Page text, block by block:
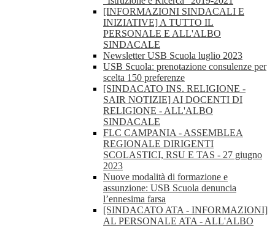
[INFORMAZIONI SINDACALI E
INIZIATIVE] A TUTTO IL
PERSONALE E ALL'ALBO
SINDACALE
Newsletter USB Scuola luglio 2023
USB Scuola: prenotazione consulenze per
scelta 150 preferenze
[SINDACATO INS. RELIGIONE -
SAIR NOTIZIE] AI DOCENTI DI
RELIGIONE - ALL'ALBO
SINDACALE
FLC CAMPANIA - ASSEMBLEA
REGIONALE DIRIGENTI
SCOLASTICI, RSU E TAS - 27 giugno
2023
Nuove modalità di formazione e
assunzione: USB Scuola denuncia
l’ennesima farsa
[SINDACATO ATA - INFORMAZIONI]
AL PERSONALE ATA - ALL'ALBO